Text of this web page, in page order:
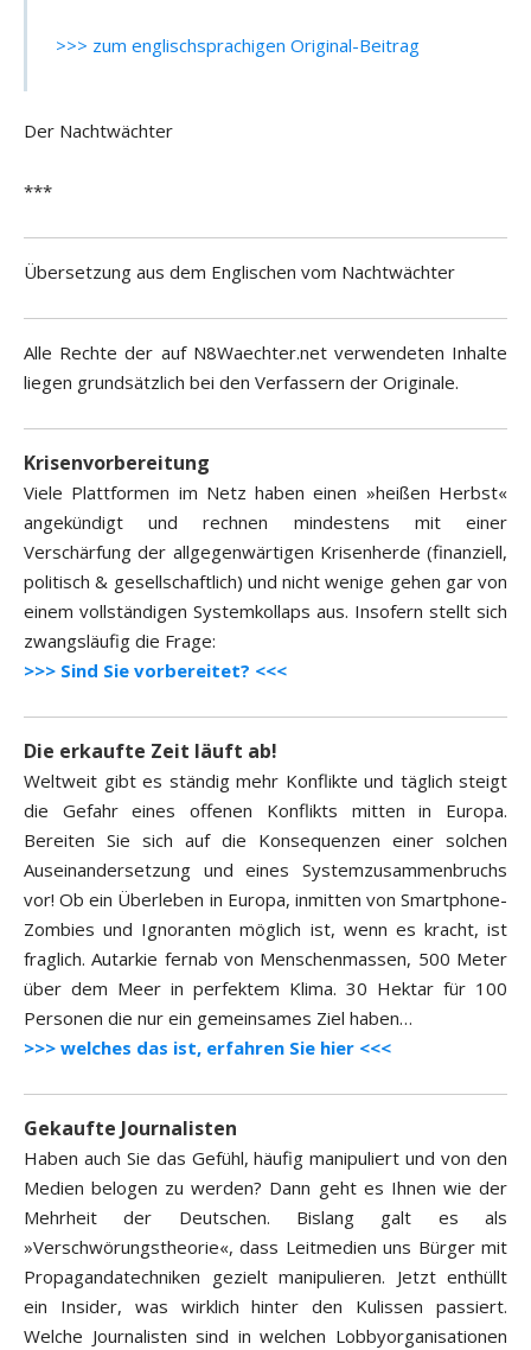
>>> zum englischsprachigen Original-Beitrag
Der Nachtwächter
***
Übersetzung aus dem Englischen vom Nachtwächter
Alle Rechte der auf N8Waechter.net verwendeten Inhalte
liegen grundsätzlich bei den Verfassern der Originale.
Krisenvorbereitung
Viele Plattformen im Netz haben einen »heißen Herbst«
angekündigt und rechnen mindestens mit einer
Verschärfung der allgegenwärtigen Krisenherde (finanziell,
politisch & gesellschaftlich) und nicht wenige gehen gar von
einem vollständigen Systemkollaps aus. Insofern stellt sich
zwangsläufig die Frage:
>>> Sind Sie vorbereitet? <<<
Die erkaufte Zeit läuft ab!
Weltweit gibt es ständig mehr Konflikte und täglich steigt
die Gefahr eines offenen Konflikts mitten in Europa.
Bereiten Sie sich auf die Konsequenzen einer solchen
Auseinandersetzung und eines Systemzusammenbruchs
vor! Ob ein Überleben in Europa, inmitten von Smartphone-
Zombies und Ignoranten möglich ist, wenn es kracht, ist
fraglich. Autarkie fernab von Menschenmassen, 500 Meter
über dem Meer in perfektem Klima. 30 Hektar für 100
Personen die nur ein gemeinsames Ziel haben…
>>> welches das ist, erfahren Sie hier <<<
Gekaufte Journalisten
Haben auch Sie das Gefühl, häufig manipuliert und von den
Medien belogen zu werden? Dann geht es Ihnen wie der
Mehrheit der Deutschen. Bislang galt es als
»Verschwörungstheorie«, dass Leitmedien uns Bürger mit
Propagandatechniken gezielt manipulieren. Jetzt enthüllt
ein Insider, was wirklich hinter den Kulissen passiert.
Welche Journalisten sind in welchen Lobbyorganisationen